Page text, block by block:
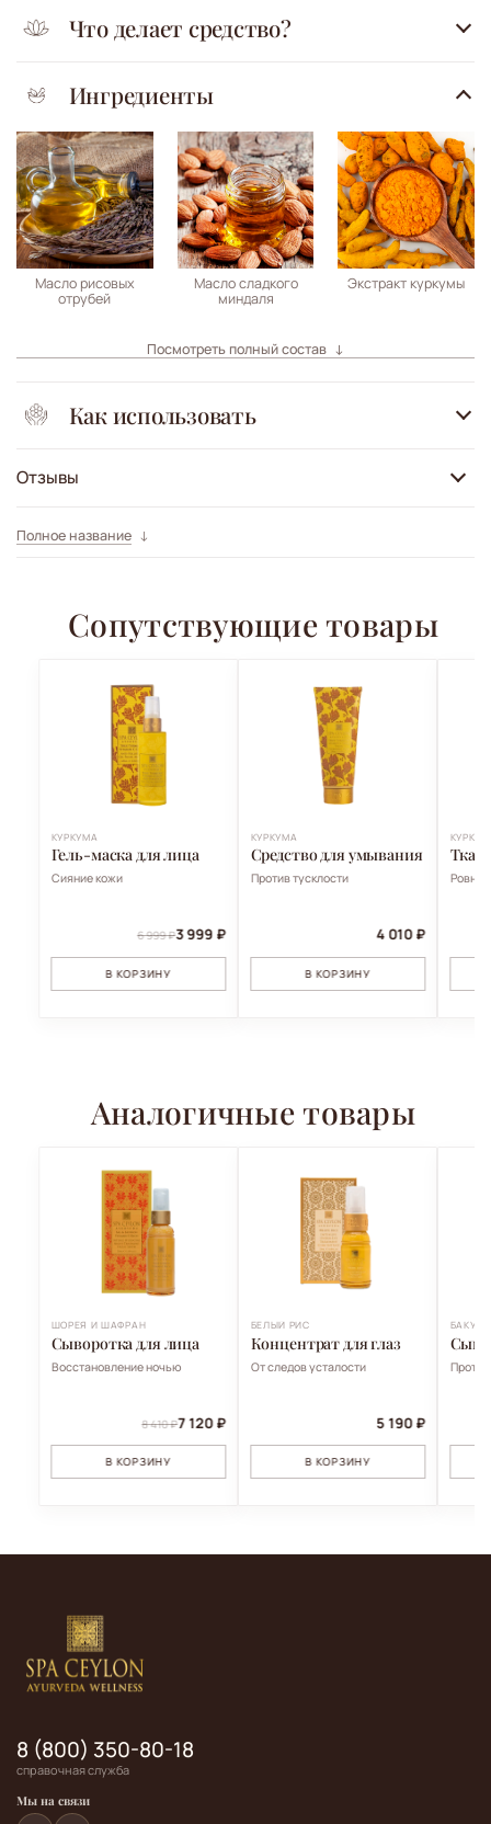
Что делает средство?
Ингредиенты
Масло рисовых
отрубей
Масло сладкого
миндаля
Экстракт куркумы
Посмотреть полный состав
Как использовать
Отзывы
Полное название
Сопутствующие товары
КУРКУМА
Гель-маска для лица
Сияние кожи
6 999 ₽3 999 ₽
В КОРЗИНУ
КУРКУМА
Средство для умывания
Против тусклости
4 010 ₽
В КОРЗИНУ
Аналогичные товары
ШОРЕЯ И ШАФРАН
Сыворотка для лица
Восстановление ночью
8 410 ₽7 120 ₽
В КОРЗИНУ
БЕЛЫЙ РИС
Концентрат для глаз
От следов усталости
5 190 ₽
В КОРЗИНУ
8 (800) 350-80-18
справочная служба
Мы на связи